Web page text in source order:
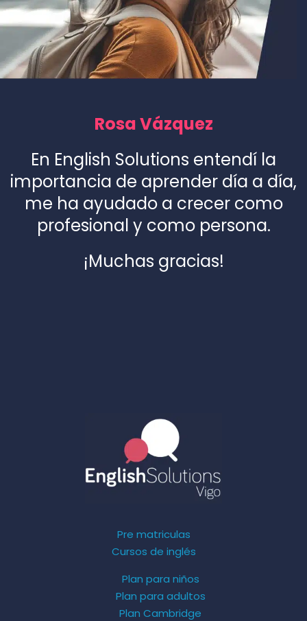
Rosa Vázquez
En English Solutions entendí la
importancia de aprender día a día,
me ha ayudado a crecer como
profesional y como persona.
¡Muchas gracias!
Pre matriculas
Cursos de inglés
Plan para niños
Plan para adultos
Plan Cambridge